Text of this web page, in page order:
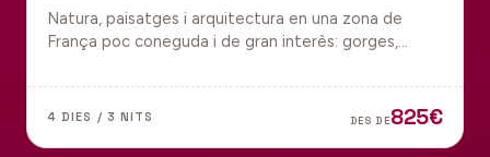
Natura, paisatges i arquitectura en una zona de
França poc coneguda i de gran interès: gorges,
de Millau.
4 DIES / 3 NITS DES DE825€